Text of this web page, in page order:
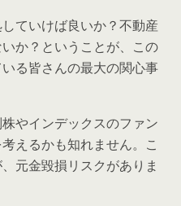
ていけば良いか？不動産
か？ということが、この
る皆さんの最大の関心事
やインデックスのファン
えるかも知れません。こ
元金毀損リスクがありま